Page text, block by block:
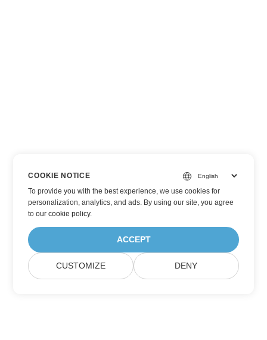
COOKIE NOTICE
To provide you with the best experience, we use cookies for
personalization, analytics, and ads. By using our site, you agree
toour cookie policy.
ACCEPT
CUSTOMIZE DENY